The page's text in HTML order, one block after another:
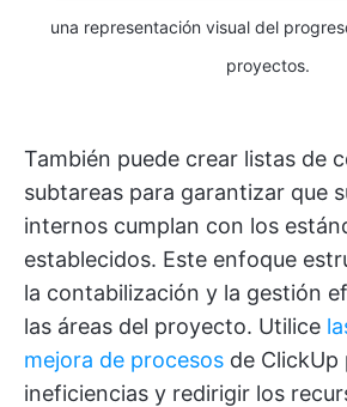
una representación visual del
proyectos.
También puede crear listas de
subtareas para garantizar que
internos cumplan con los
establecidos. Este enfoque
la contabilización y la gestión
las áreas del proyecto. Utilice
mejora de procesos de ClickUp
ineficiencias y redirigir los